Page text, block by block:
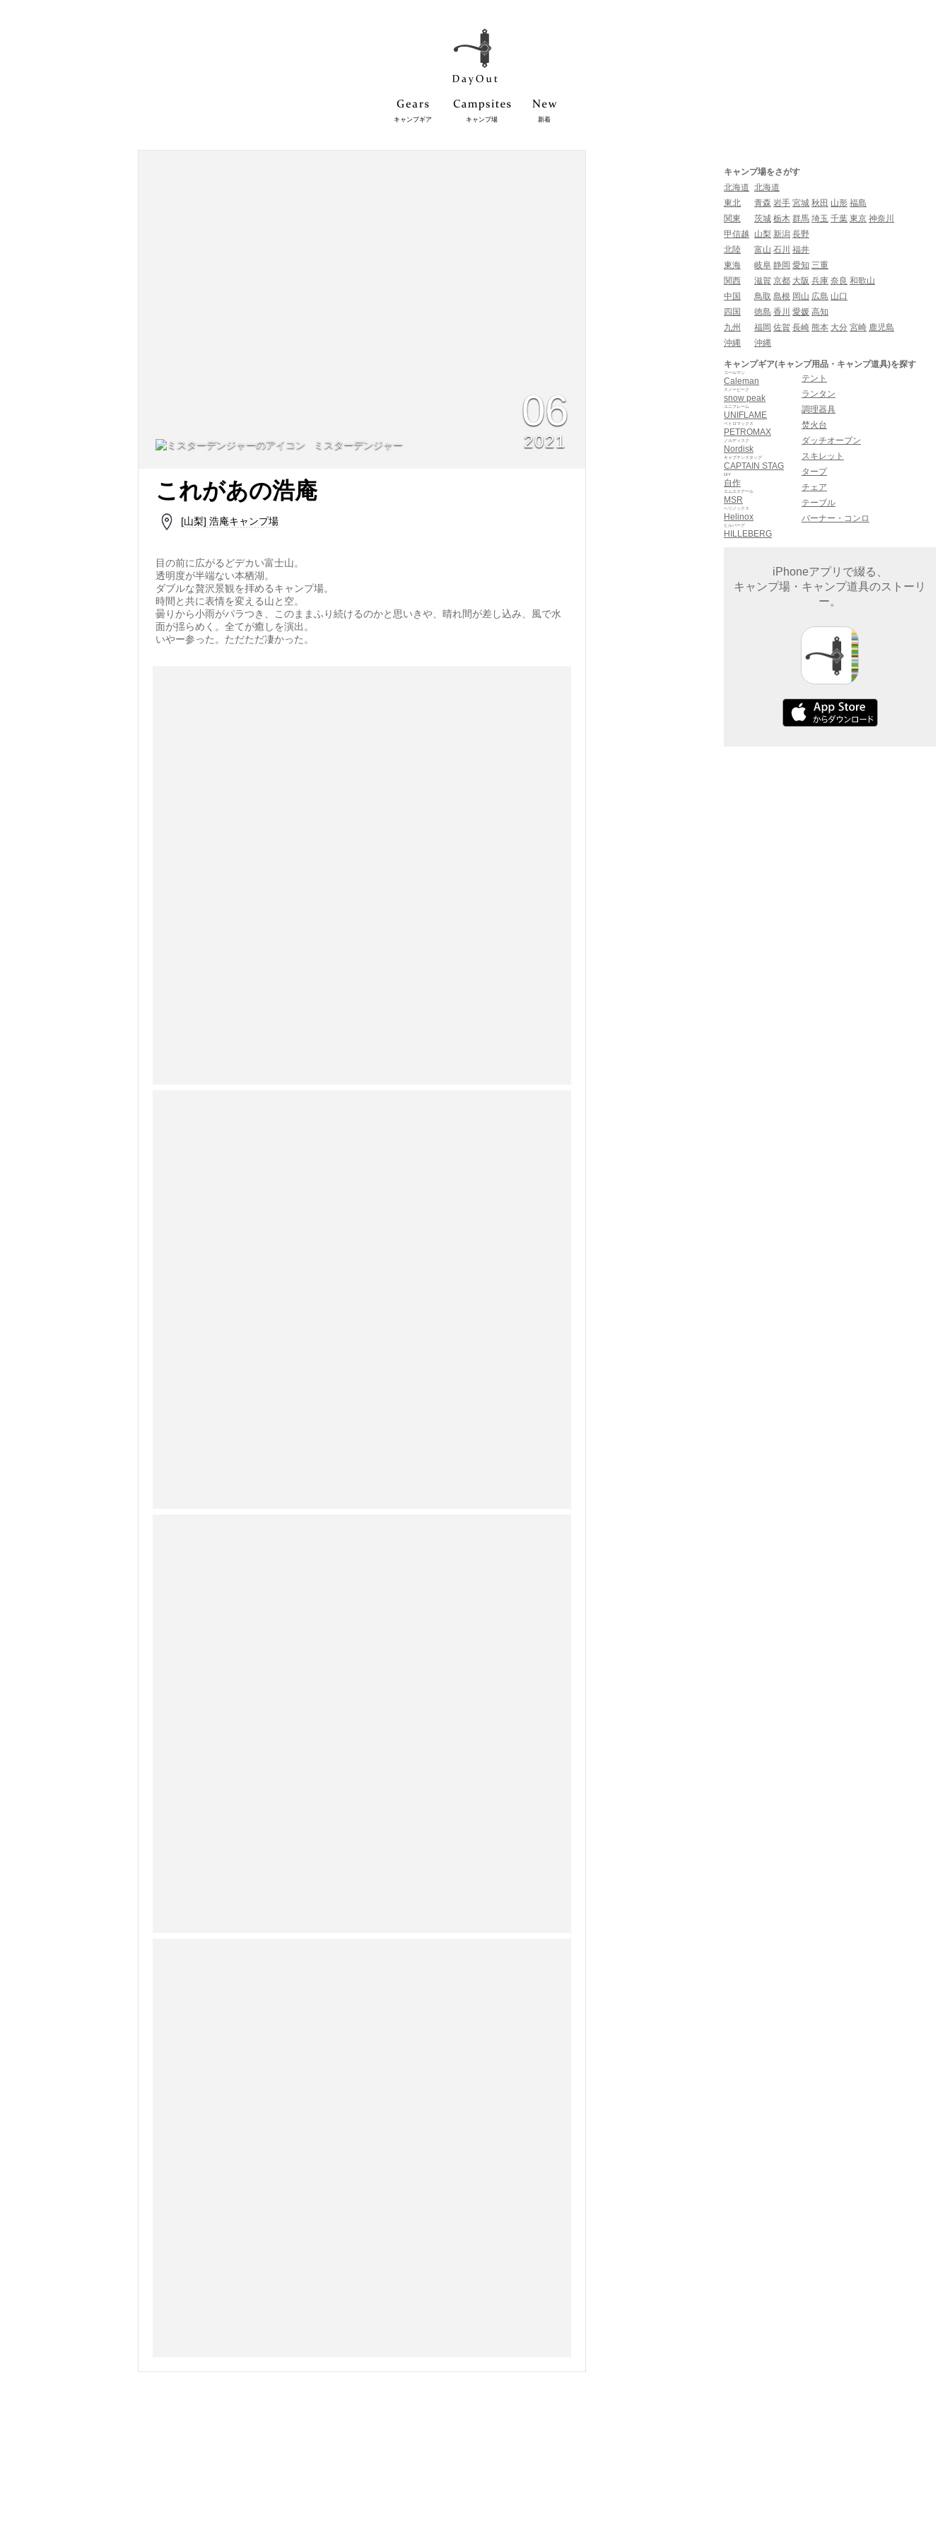
キャンプギア キャンプ場 新着
ミスターデンジャー
06
2021
これがあの浩庵
[山梨] 浩庵キャンプ場
目の前に広がるどデカい富士山。
透明度が半端ない本栖湖。
ダブルな贅沢景観を拝めるキャンプ場。
時間と共に表情を変える山と空。
曇りから小雨がパラつき、このままふり続けるのかと思いきや、晴れ間が差し込み、風で水
面が揺らめく。全てが癒しを演出。
いやー参った。ただただ凄かった。
キャンプ場をさがす
北海道 北海道
東北
青森 岩手 宮城 秋田 山形 福島
関東
茨城 栃木 群馬 埼玉 千葉 東京 神奈川
甲信越
山梨 新潟 長野
北陸
富山 石川 福井
東海
岐阜 静岡 愛知 三重
関西
滋賀 京都 大阪 兵庫 奈良 和歌山
中国
鳥取 島根 岡山 広島 山口
四国
徳島 香川 愛媛 高知
九州
福岡 佐賀 長崎 熊本 大分 宮崎 鹿児島
沖縄
沖縄
キャンプギア(キャンプ用品・キャンプ道具)を探す
Caleman
コールマン
snow peak
スノーピーク
UNIFLAME
ユニフレーム
PETROMAX
ペトロマックス
Nordisk
ノルディスク
CAPTAIN STAG
キャプテンスタッグ
自作
DIY
MSR
エムエスアール
Helinox
ヘリノックス
HILLEBERG
ヒルバーグ
テント
ランタン
調理器具
焚火台
ダッチオーブン
スキレット
タープ
チェア
テーブル
バーナー・コンロ
iPhoneアプリで綴る、
キャンプ場・キャンプ道具のストーリ
ー。